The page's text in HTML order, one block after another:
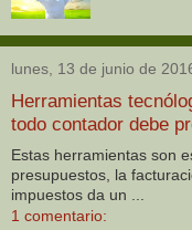
lunes, 13 de junio de
Herramientas
todo contador debe
Estas herramientas son
presupuestos, la
impuestos da un ...
1 comentario: